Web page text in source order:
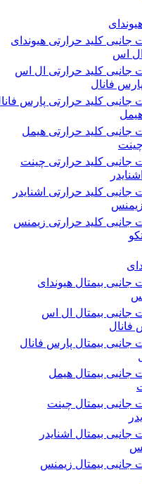
جانبی کلید حرارتی هیوندای
ال اس
جانبی کلید حرارتی ال اس
فانال
جانبی کلید حرارتی پارس
جانبی کلید حرارتی هیمل
جانبی کلید حرارتی چینت
جانبی کلید حرارتی اشنایدر
جانبی کلید حرارتی زیمنس
جانبی بیمتال هیوندای
جانبی بیمتال ال اس
فانال
جانبی بیمتال پارس فانال
جانبی بیمتال هیمل
جانبی بیمتال چینت
جانبی بیمتال اشنایدر
جانبی بیمتال زیمنس